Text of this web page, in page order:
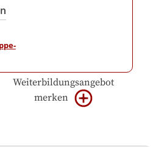
Weiterbildungsangebot
merken